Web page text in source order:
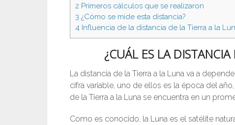
2 Primeros cálculos que se realizaron
3 ¿Cómo se mide esta distancia?
4 Influencia de la distancia de la Tierra a la
¿CUÁL ES LA
La distancia de la Tierra a la Luna va a
cifra variable, uno de ellos es la época del
de la Tierra a la Luna se encuentra en un
Como es conocido, la Luna es el satélite